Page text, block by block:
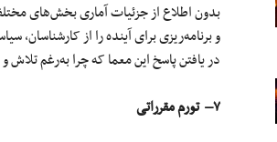
بدون اطلاع از جزئیات آماریبخش‌های
وبرنامه‌ریزیبرای آینده را از کارشناسان،
دریافتنپاسخ این معما که چرابه‌رغمتلاش
۷– تورم مقرراتی